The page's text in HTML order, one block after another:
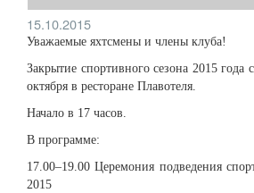
15.10.2015
Уважаемые яхтсмены и члены клуба!
Закрытие спортивного сезона 2015 года
октября в ресторане Плавотеля.
Начало в 17 часов.
В программе:
17.00–19.00 Церемония подведения
2015